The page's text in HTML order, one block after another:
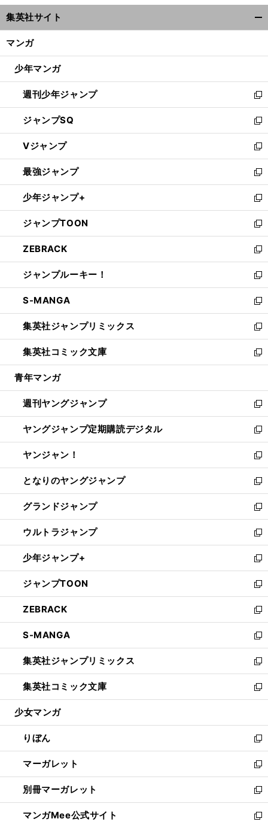
ウ
ィ
ン
ウ
開
く
集英社サイト
マンガ
少年マンガ
週刊少年ジャンプ
新
し
い
ウ
ィ
ン
ド
ウ
で
開
く
ジャンプSQ
新
し
い
ウ
ィ
ン
ド
ウ
で
開
く
Vジャンプ
新
し
い
ウ
ィ
ン
ド
ウ
で
開
く
最強ジャンプ
新
し
い
ウ
ィ
ン
ド
ウ
で
開
く
少年ジャンプ+
新
し
い
ウ
ィ
ン
ド
ウ
で
開
く
ジャンプTOON
新
し
い
ウ
ィ
ン
ド
ウ
で
開
く
ZEBRACK
新
し
い
ウ
ィ
ン
ド
ウ
で
開
ジャンプルーキー！
新
し
い
ウ
ィ
ン
ド
ウ
開
く
S-MANGA
新
し
い
ウ
ィ
ン
ウ
で
開
く
集英社ジャンプリミックス
新
し
い
ウ
ン
ド
ウ
で
開
く
集英社コミック文庫
新
し
ウ
ィ
ン
ド
ウ
で
開
く
青年マンガ
週刊ヤングジャンプ
新
し
い
ウ
ィ
ン
ド
ウ
で
開
く
ヤングジャンプ定期購読デジタル
新
し
い
ウ
ィ
ン
ド
ウ
で
開
く
ヤンジャン！
新
し
い
ウ
ィ
ン
ド
ウ
で
開
く
となりのヤングジャンプ
新
し
い
ウ
ィ
ン
ド
ウ
で
開
く
グランドジャンプ
新
し
い
ウ
ィ
ン
ド
ウ
で
開
く
ウルトラジャンプ
新
し
い
ウ
ィ
ン
ド
ウ
で
開
く
少年ジャンプ+
新
し
い
ウ
ィ
ン
ド
ウ
で
開
く
ジャンプTOON
新
し
い
ウ
ィ
ン
ド
ウ
で
開
ZEBRACK
新
し
い
ウ
ィ
ン
ド
ウ
開
く
S-MANGA
新
し
い
ウ
ィ
ン
ウ
で
開
く
集英社ジャンプリミックス
新
し
い
ウ
ン
ド
ウ
で
開
く
集英社コミック文庫
新
し
ウ
ィ
ン
ド
ウ
で
開
く
少女マンガ
りぼん
新
し
い
ウ
ィ
ン
ド
マーガレット
新
し
い
ウ
ィ
別冊マーガレット
新
し
い
マンガMee公式サイト 新